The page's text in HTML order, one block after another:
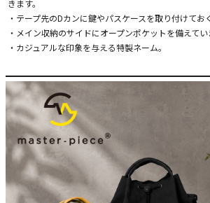
きます。
・テープ先のDカンに鍵やパスケースを取り付けてお
・メイン収納のサイドにオープンポケットを備えてい
・カジュアルな印象を与える特製ネーム。